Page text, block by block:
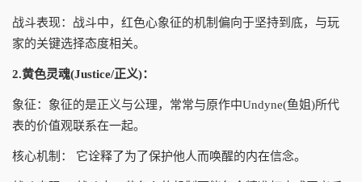
战斗表现：战斗中，红色心象征的机制偏向于坚持到底，与玩
家的关键选择态度相关。
2.黄色灵魂(Justice/正义)：
象征：象征的是正义与公理，常常与原作中Undyne(鱼姐)所代
表的价值观联系在一起。
核心机制： 它诠释了为了保护他人而唤醒的内在信念。